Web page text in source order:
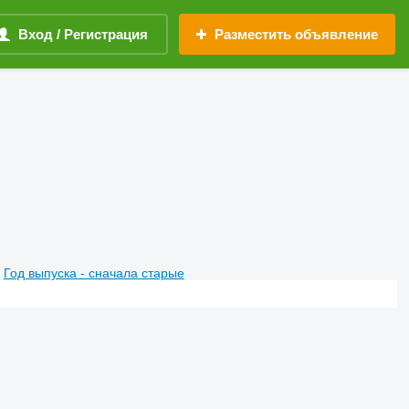
Вход / Регистрация Разместить объявление
Год выпуска - сначала старые